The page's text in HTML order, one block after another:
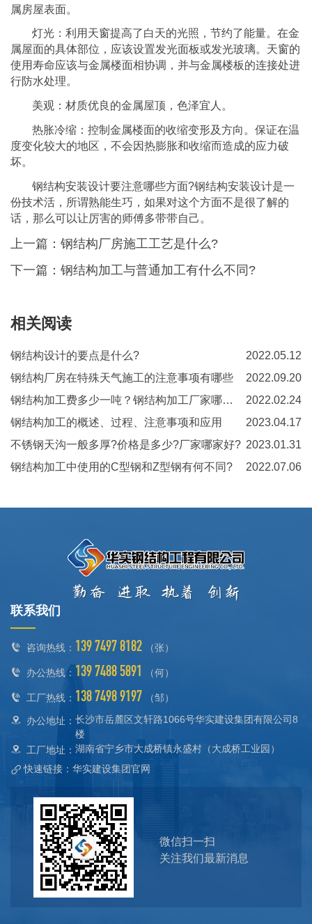
属房屋表面。
灯光：利用天窗提高了白天的光照，节约了能量。在金
属屋面的具体部位，应该设置发光面板或发光玻璃。天窗的
使用寿命应该与金属楼面相协调，并与金属楼板的连接处进
行防水处理。
美观：材质优良的金属屋顶，色泽宜人。
热胀冷缩：控制金属楼面的收缩变形及方向。保证在温
度变化较大的地区，不会因热膨胀和收缩而造成的应力破
坏。
钢结构安装设计要注意哪些方面?钢结构安装设计是一
份技术活，所谓熟能生巧，如果对这个方面不是很了解的
话，那么可以让厉害的师傅多带带自己。
上一篇： 钢结构厂房施工工艺是什么?
下一篇： 钢结构加工与普通加工有什么不同?
相关阅读
钢结构设计的要点是什么?
2022.05.12
钢结构厂房在特殊天气施工的注意事项有哪些
2022.09.20
钢结构加工费多少一吨？钢结构加工厂家哪有？
2022.02.24
钢结构加工的概述、过程、注意事项和应用
2023.04.17
不锈钢天沟一般多厚?价格是多少?厂家哪家好? 2023.01.31
钢结构加工中使用的C型钢和Z型钢有何不同?
2022.07.06
联系我们
咨询热线： 139 7497 8182（张）
办公热线： 139 7488 5891 （何）
工厂热线： 138 7498 9197 （邹）
办公地址： 长沙市岳麓区文轩路1066号华实建设集团有限公司8
楼
工厂地址： 湖南省宁乡市大成桥镇永盛村（大成桥工业园）
快速链接：华实建设集团官网
微信扫一扫
关注我们最新消息